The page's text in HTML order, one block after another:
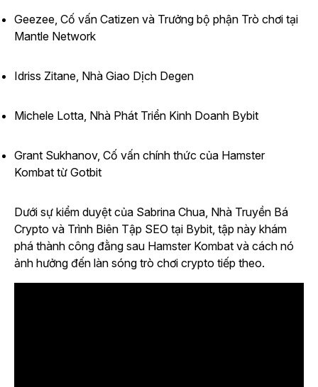
Geezee, Cố vấn Catizen và Trưởng bộ phận Trò chơi tại
Mantle Network
Idriss Zitane, Nhà Giao Dịch Degen
Michele Lotta, Nhà Phát Triển Kinh Doanh Bybit
Grant Sukhanov, Cố vấn chính thức của Hamster
Kombat từ Gotbit
Dưới sự kiểm duyệt của Sabrina Chua, Nhà Truyền Bá
Crypto và Trình Biên Tập SEO tại Bybit, tập này khám
phá thành công đằng sau Hamster Kombat và cách nó
ảnh hưởng đến làn sóng trò chơi crypto tiếp theo.